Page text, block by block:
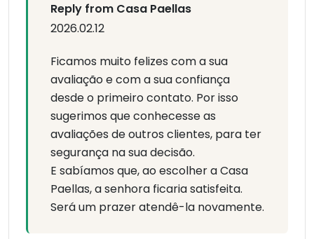
Reply from Casa Paellas
2026.02.12
Ficamos muito felizes com a sua
avaliação e com a sua confiança
desde o primeiro contato. Por isso
sugerimos que conhecesse as
avaliações de outros clientes, para ter
segurança na sua decisão.
E sabíamos que, ao escolher a Casa
Paellas, a senhora ficaria satisfeita.
Será um prazer atendê-la novamente.